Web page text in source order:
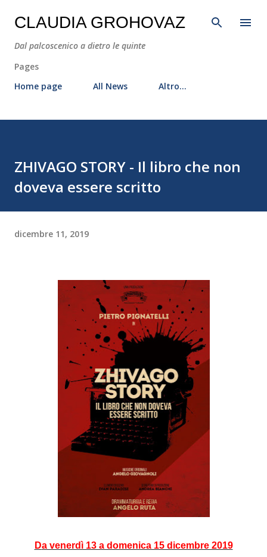
Passa ai contenuti principali
CLAUDIA GROHOVAZ
Dal palcoscenico a dietro le quinte
Pages
Home page
All News Altro…
ZHIVAGO STORY - Il libro che non
doveva essere scritto
dicembre 11, 2019
Da venerdì 13 a domenica 15 dicembre 2019